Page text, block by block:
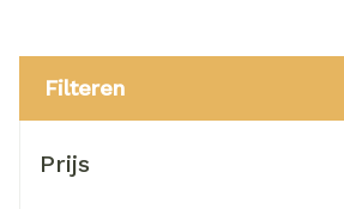
Filteren
Prijs